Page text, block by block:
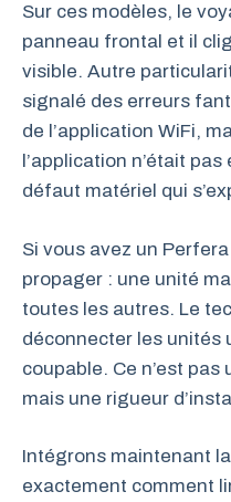
Sur ces modèles, le
panneau frontal et il
visible. Autre
signalé des erreurs
de l’application WiFi,
l’application n’était pas
défaut matériel qui
Si vous avez un
propager : une unité
toutes les autres. Le
déconnecter les unités
coupable. Ce n’est
mais une rigueur
Intégrons maintenant
exactement comment